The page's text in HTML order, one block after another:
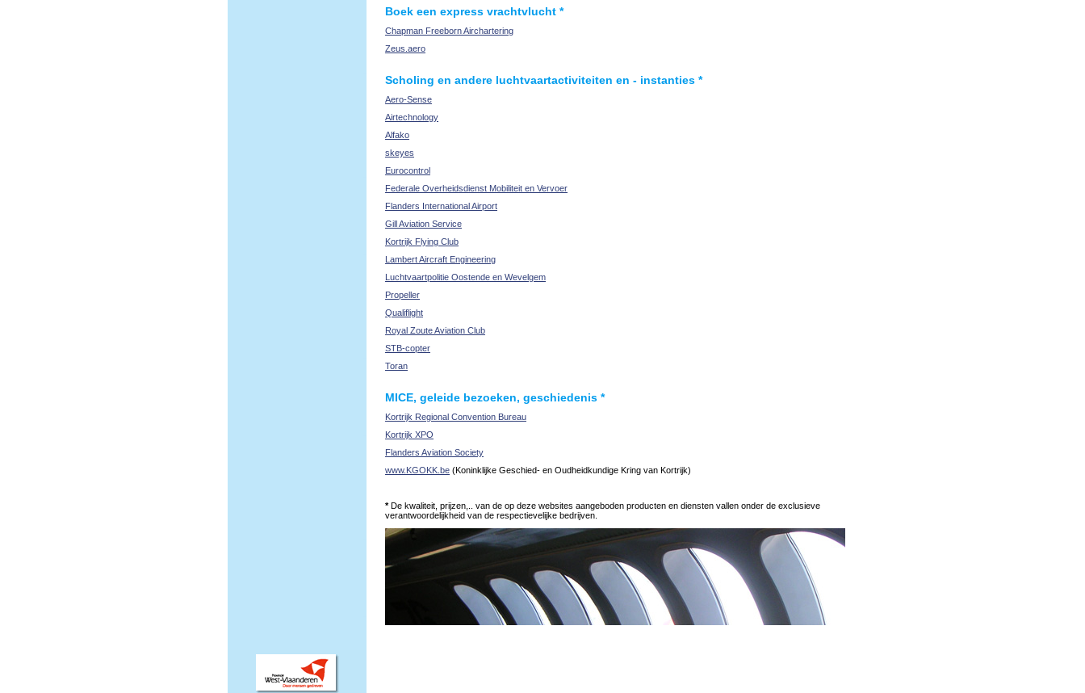
Boek een express vrachtvlucht *
Chapman Freeborn Airchartering
Zeus.aero
Scholing en andere luchtvaartactiviteiten en - instanties *
Aero-Sense
Airtechnology
Alfako
skeyes
Eurocontrol
Federale Overheidsdienst Mobiliteit en Vervoer
Flanders International Airport
Gill Aviation Service
Kortrijk Flying Club
Lambert Aircraft Engineering
Luchtvaartpolitie Oostende en Wevelgem
Propeller
Qualiflight
Royal Zoute Aviation Club
STB-copter
Toran
MICE, geleide bezoeken, geschiedenis *
Kortrijk Regional Convention Bureau
Kortrijk XPO
Flanders Aviation Society
www.KGOKK.be (Koninklijke Geschied- en Oudheidkundige Kring van Kortrijk)
*De kwaliteit, prijzen,.. van de op deze websites aangeboden producten en diensten vallen onder de exclusieve
verantwoordelijkheid van de respectievelijke bedrijven.